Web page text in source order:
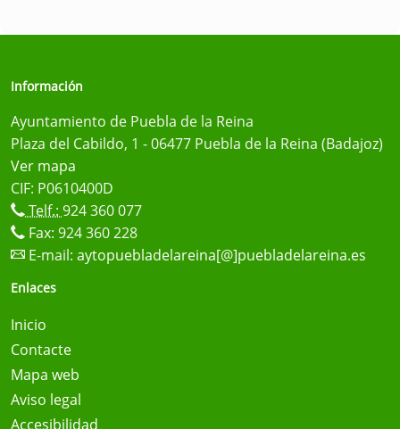
Información
Ayuntamiento de Puebla de la Reina
Plaza del Cabildo, 1 - 06477 Puebla de la Reina (Badajoz)
Ver mapa
CIF: P0610400D
Telf.: 924 360 077
Fax: 924 360 228
E-mail: aytopuebladelareina[@]puebladelareina.es
Enlaces
Inicio
Contacte
Mapa web
Aviso legal
Accesibilidad